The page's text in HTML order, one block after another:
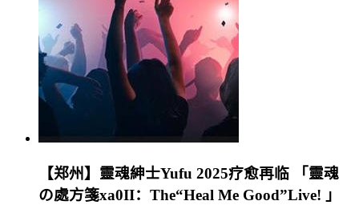
【郑州】靈魂紳士Yufu 2025疗愈再临 「靈魂
の處方箋xa0II：The“Heal Me Good”Live! 」